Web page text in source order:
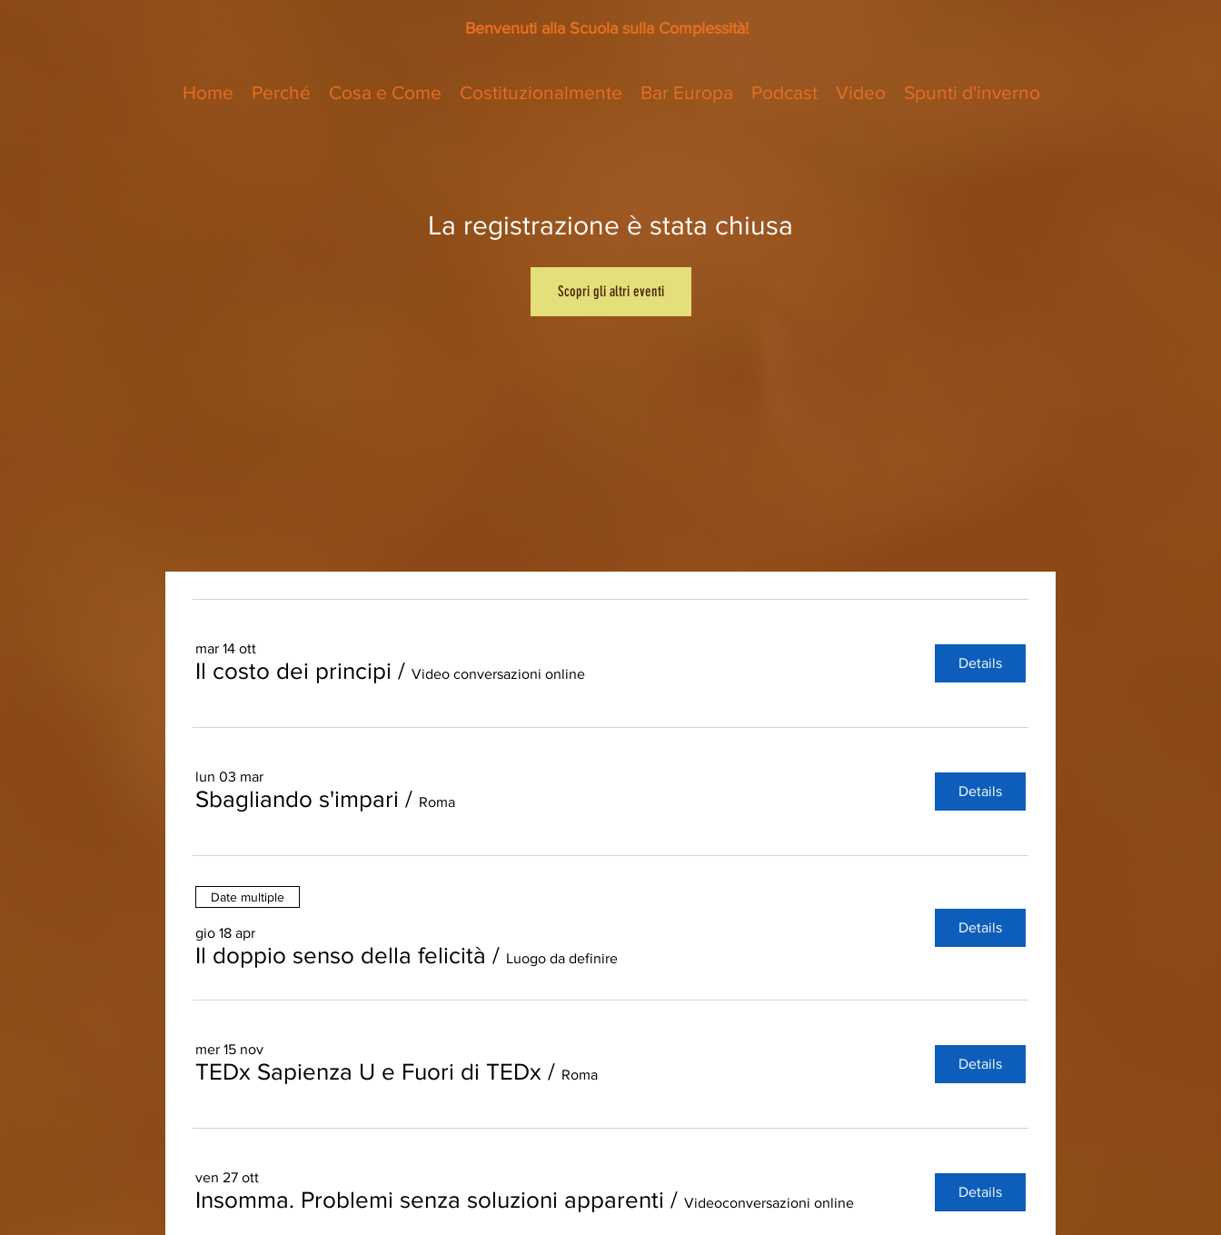
Benvenuti alla Scuola sulla Complessità!
Home Perché Cosa e Come Costituzionalmente Bar Europa Podcast Video Spunti d'inverno
La registrazione è stata chiusa
Scopri gli altri eventi
mar 14 ott
Il costo dei principi / Video conversazioni online
Details
lun 03 mar
Sbagliando s'impari / Roma
Details
Date multiple
gio 18 apr
Il doppio senso della felicità / Luogo da definire
Details
mer 15 nov
TEDx Sapienza U e Fuori di TEDx / Roma
Details
ven 27 ott
Insomma. Problemi senza soluzioni apparenti / Videoconversazioni online
Details